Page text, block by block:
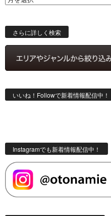
索
さらに詳しく検索
いいね！Followで新着情報配信中！
Instagramでも新着情報配信中！